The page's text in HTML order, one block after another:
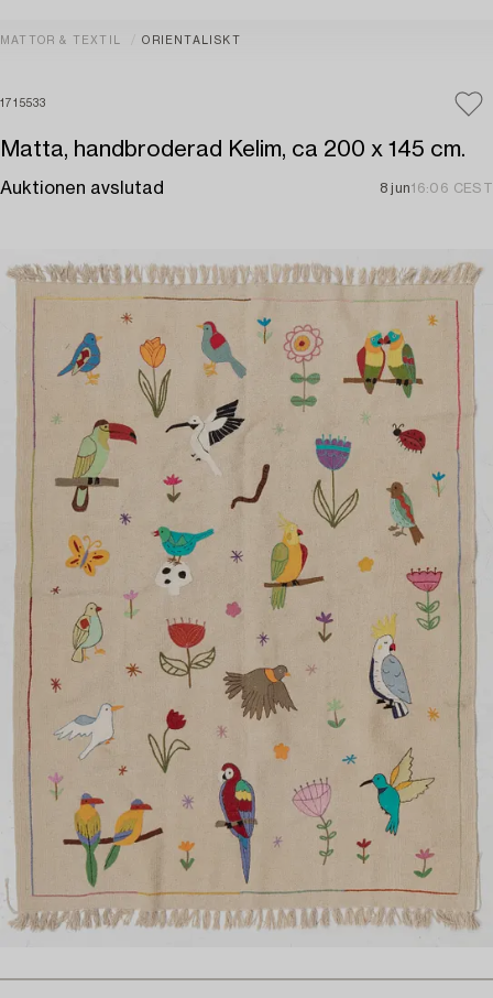
MATTOR & TEXTIL ORIENTALISKT
1715533
Matta, handbroderad Kelim, ca 200 x 145 cm.
Auktionen avslutad 8 jun16:06 CEST